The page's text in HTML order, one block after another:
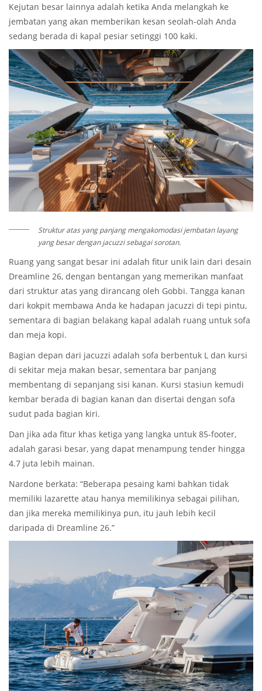
Kejutan besar lainnya adalah ketika Anda melangkah ke
jembatan yang akan memberikan kesan seolah-olah Anda
sedang berada di kapal pesiar setinggi 100 kaki.
Struktur atas yang panjang mengakomodasi jembatan layang
yang besar dengan jacuzzi sebagai sorotan.
Ruang yang sangat besar ini adalah fitur unik lain dari desain
Dreamline 26, dengan bentangan yang memerikan manfaat
dari struktur atas yang dirancang oleh Gobbi. Tangga kanan
dari kokpit membawa Anda ke hadapan jacuzzi di tepi pintu,
sementara di bagian belakang kapal adalah ruang untuk sofa
dan meja kopi.
Bagian depan dari jacuzzi adalah sofa berbentuk L dan kursi
di sekitar meja makan besar, sementara bar panjang
membentang di sepanjang sisi kanan. Kursi stasiun kemudi
kembar berada di bagian kanan dan disertai dengan sofa
sudut pada bagian kiri.
Dan jika ada fitur khas ketiga yang langka untuk 85-footer,
adalah garasi besar, yang dapat menampung tender hingga
4.7 juta lebih mainan.
Nardone berkata: “Beberapa pesaing kami bahkan tidak
memiliki lazarette atau hanya memilikinya sebagai pilihan,
dan jika mereka memilikinya pun, itu jauh lebih kecil
daripada di Dreamline 26.”